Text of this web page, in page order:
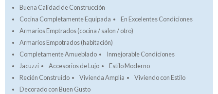
Buena Calidad de Construcción
Cocina Completamente Equipada
En Excelentes Condiciones
Armarios Emptrados (cocina / salon / otro)
Armarios Empotrados (habitación)
Completamente Amueblado
Inmejorable Condiciones
Jacuzzi
Accesorios de Lujo
Estilo Moderno
Recién Construido
Vivienda Amplia
Viviendo con Estilo
Decorado con Buen Gusto